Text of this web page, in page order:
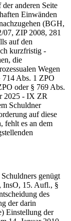
anderen Seite
Einwänden
(BGH,
ZIP 2008, 281
auf den
kurzfristig -
die
Wegen
714 Abs. 1 ZPO
oder § 769 Abs.
2025 - IX ZR
Schuldner
auf diese
fehlt es an dem
genügt
InsO, 15. Aufl., §
des
der darin
Einstellung der